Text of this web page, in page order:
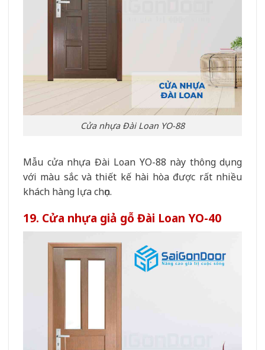
Cửa nhựa Đài Loan YO-88
Mẫu cửa nhựa Đài Loan YO-88 này thông dụng
với màu sắc và thiết kế hài hòa được rất nhiều
khách hàng lựa chọn.
19. Cửa nhựa giả gỗ Đài Loan YO-40